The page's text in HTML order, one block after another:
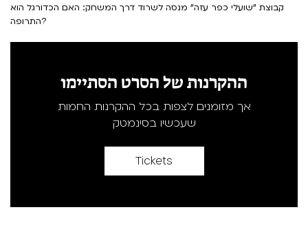
קבוצת "שועלי כפר עזה" מנסה לשרוד דרך המשחק: האם הכדורגל הוא
התרופה?
ההקרנות של הסרט הסתיימו
אך מזומנים לצפות בכל ההקרנות החמות
שעכשיו בסינמטק
Tickets